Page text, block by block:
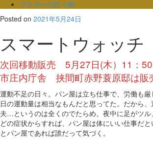
マスターの折々帳
Posted on 2021年5月24日
スマートウォッチ
次回移動販売 5月27日(木）11：
市庄内庁舎 挟間町赤野蓑原邸は販
運動不足の日々。パン屋は立ち仕事で、労働も
日の運動量は相当なもんだと思ってた。だから
夫…というのは全くのでたらめ。夜中に足がツ
どの症状からすれば、パン屋は体にいい仕事だ
とパン屋であれば誰だって気づく。